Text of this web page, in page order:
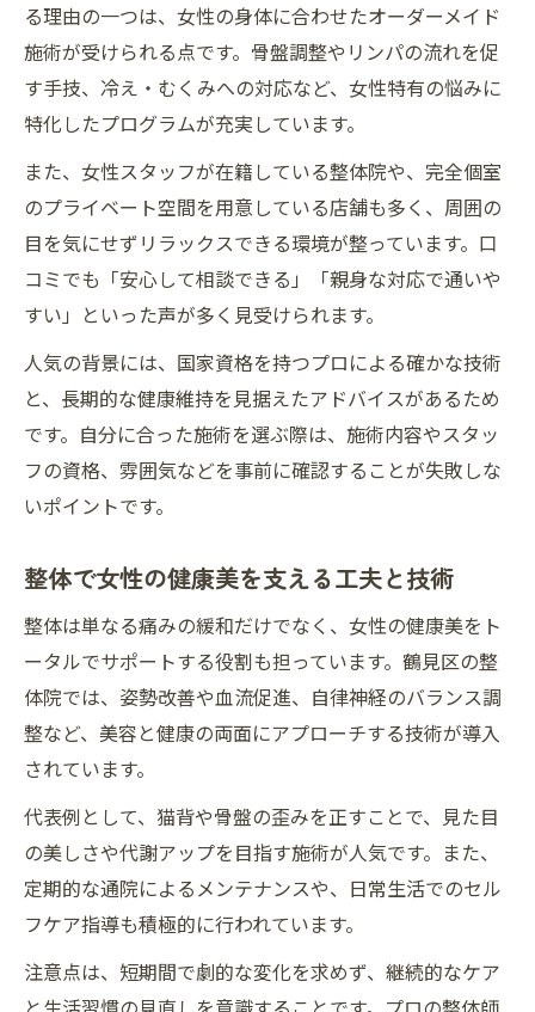
る理由の一つは、女性の身体に合わせたオーダーメイド
施術が受けられる点です。骨盤調整やリンパの流れを促
す手技、冷え・むくみへの対応など、女性特有の悩みに
特化したプログラムが充実しています。
また、女性スタッフが在籍している整体院や、完全個室
のプライベート空間を用意している店舗も多く、周囲の
目を気にせずリラックスできる環境が整っています。口
コミでも「安心して相談できる」「親身な対応で通いや
すい」といった声が多く見受けられます。
人気の背景には、国家資格を持つプロによる確かな技術
と、長期的な健康維持を見据えたアドバイスがあるため
です。自分に合った施術を選ぶ際は、施術内容やスタッ
フの資格、雰囲気などを事前に確認することが失敗しな
いポイントです。
整体で女性の健康美を支える工夫と技術
整体は単なる痛みの緩和だけでなく、女性の健康美をト
ータルでサポートする役割も担っています。鶴見区の整
体院では、姿勢改善や血流促進、自律神経のバランス調
整など、美容と健康の両面にアプローチする技術が導入
されています。
代表例として、猫背や骨盤の歪みを正すことで、見た目
の美しさや代謝アップを目指す施術が人気です。また、
定期的な通院によるメンテナンスや、日常生活でのセル
フケア指導も積極的に行われています。
注意点は、短期間で劇的な変化を求めず、継続的なケア